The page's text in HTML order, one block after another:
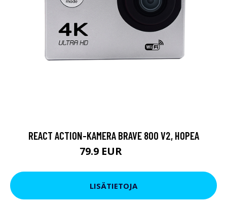
REACT ACTION-KAMERA BRAVE 800 V2, HOPEA
79.9 EUR
LISÄTIETOJA